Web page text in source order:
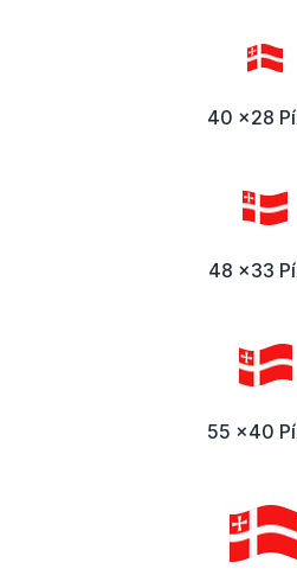
40 x28
48 x33
55 x40